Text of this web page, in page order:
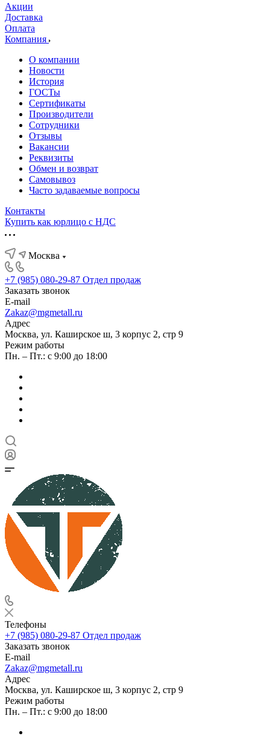
Акции
Доставка
Оплата
Компания
О компании
Новости
История
ГОСТы
Сертификаты
Производители
Сотрудники
Отзывы
Вакансии
Реквизиты
Обмен и возврат
Самовывоз
Часто задаваемые вопросы
Контакты
Купить как юрлицо с НДС
Москва
+7 (985) 080-29-87 Отдел продаж
Заказать звонок
E-mail
Zakaz@mgmetall.ru
Адрес
Москва, ул. Каширское ш, 3 корпус 2, стр 9
Режим работы
Пн. – Пт.: с 9:00 до 18:00
Телефоны
+7 (985) 080-29-87 Отдел продаж
Заказать звонок
E-mail
Zakaz@mgmetall.ru
Адрес
Москва, ул. Каширское ш, 3 корпус 2, стр 9
Режим работы
Пн. – Пт.: с 9:00 до 18:00